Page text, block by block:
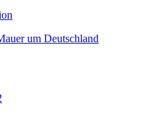
um Deutschland